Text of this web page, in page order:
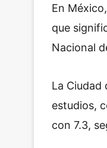
En
que
Nacional
La Ciudad
estudios,
con 7.3,